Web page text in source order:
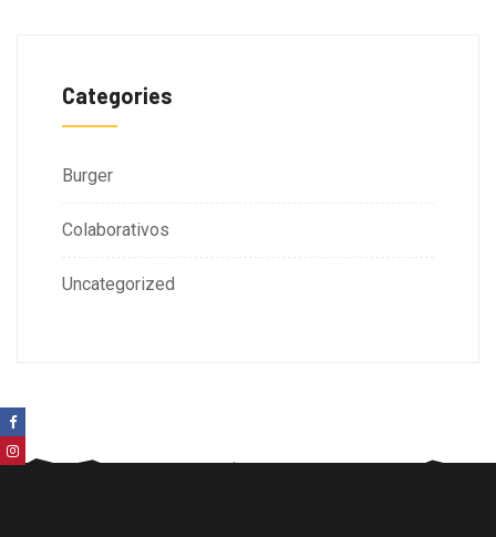
Categories
Burger
Colaborativos
Uncategorized